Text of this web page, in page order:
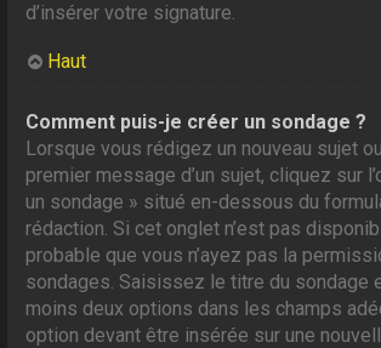
d’insérer votre signature.
Haut
Comment puis-je créer un sondage ?
Lorsque vous rédigez un nouveau sujet
premier message d’un sujet, cliquez sur
un sondage » situé en-dessous du
rédaction. Si cet onglet n’est pas
probable que vous n’ayez pas la
sondages. Saisissez le titre du sondage
moins deux options dans les champs
option devant être insérée sur une